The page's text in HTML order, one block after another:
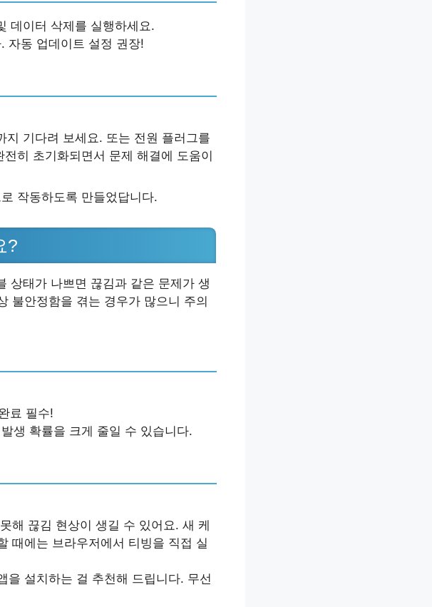
데이터 삭제를 실행하세요.
자동 업데이트 설정 권장!
기다려 보세요. 또는 전원 플러그를
히 초기화되면서 문제 해결에 도움이
작동하도록 만들었답니다.
?
상태가 나쁘면 끊김과 같은 문제가 생
불안정함을 겪는 경우가 많으니 주의
료 필수!
생 확률을 크게 줄일 수 있습니다.
해 끊김 현상이 생길 수 있어요. 새 케
때에는 브라우저에서 티빙을 직접 실
을 설치하는 걸 추천해 드립니다. 무선